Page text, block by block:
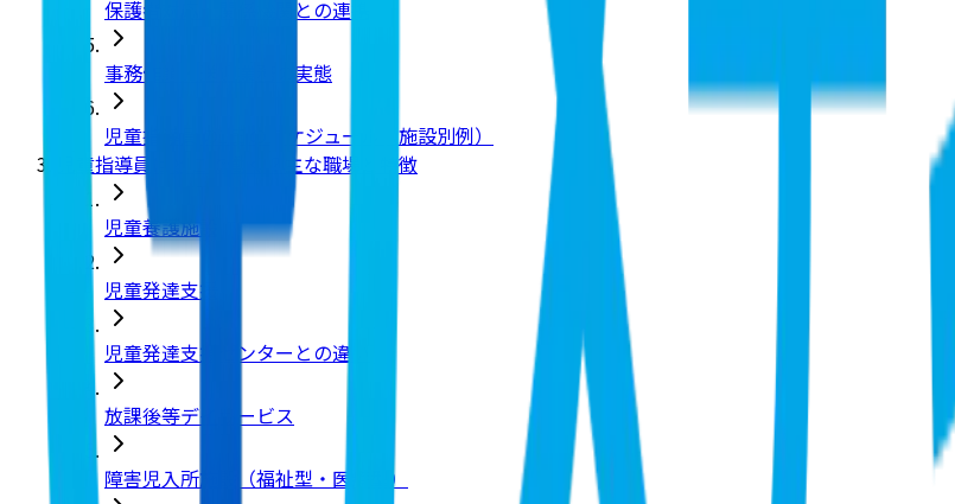
保護者対応・関係機関との連携
事務作業・送迎業務の実態
児童指導員の1日のスケジュール（施設別例）
児童指導員はどこで働く？主な職場と特徴
児童養護施設
児童発達支援
児童発達支援センターとの違い
放課後等デイサービス
障害児入所施設（福祉型・医療型）